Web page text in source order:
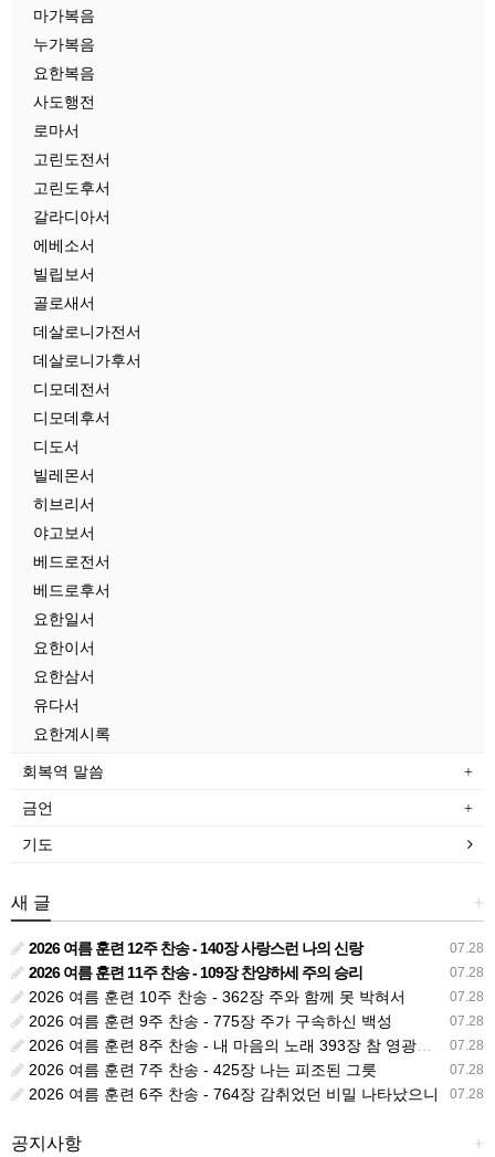
마가복음
누가복음
요한복음
사도행전
로마서
고린도전서
고린도후서
갈라디아서
에베소서
빌립보서
골로새서
데살로니가전서
데살로니가후서
디모데전서
디모데후서
디도서
빌레몬서
히브리서
야고보서
베드로전서
베드로후서
요한일서
요한이서
요한삼서
유다서
요한계시록
회복역 말씀
금언
기도
+
새 글
07.28
2026 여름 훈련 12주 찬송 - 140장 사랑스런 나의 신랑
07.28
2026 여름 훈련 11주 찬송 - 109장 찬양하세 주의 승리
07.28
2026 여름 훈련 10주 찬송 - 362장 주와 함께 못 박혀서
07.28
2026 여름 훈련 9주 찬송 - 775장 주가 구속하신 백성
07.28
2026 여름 훈련 8주 찬송 - 내 마음의 노래 393장 참 영광스런 우리 왕
07.28
2026 여름 훈련 7주 찬송 - 425장 나는 피조된 그릇
07.28
2026 여름 훈련 6주 찬송 - 764장 감취었던 비밀 나타났으니
+
공지사항